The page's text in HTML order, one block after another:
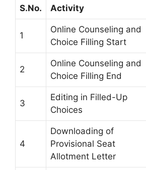
S.No. Activity
1
Online Counseling and
Choice Filling Start
2
Online Counseling and
Choice Filling End
3
Editing in Filled-Up
Choices
4
Downloading of
Provisional Seat
Allotment Letter